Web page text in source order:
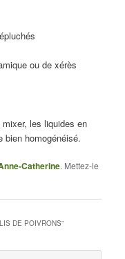
ou de xérès
les liquides en
bien homogénéisé.
Catherine. Mettez-le
DE POIVRONS”